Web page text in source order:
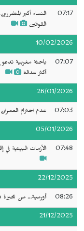
07:17
النساء أكبر
القوانين
10/02/2026
07:07
باحثة مغربية تدعو
أكثر عدالة
26/01/2026
07:03 عدم احترام
05/01/2026
07:48 الأزمات البيئية في
22/12/2025
08:26 أورمية... من
21/12/2025